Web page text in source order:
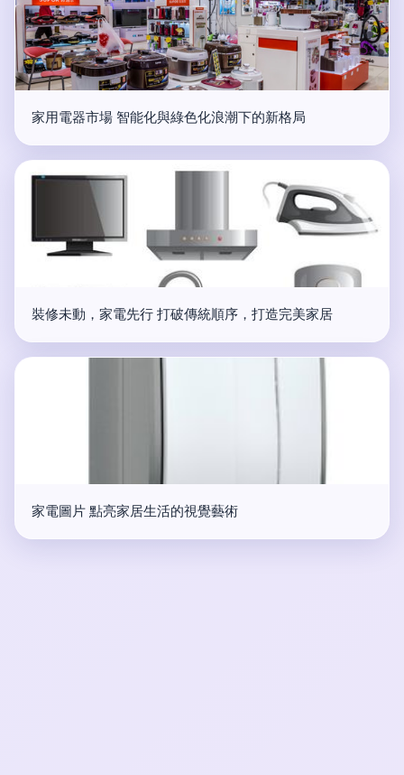
家用電器市場 智能化與綠色化浪潮下的新格局
裝修未動，家電先行 打破傳統順序，打造完美家居
家電圖片 點亮家居生活的視覺藝術